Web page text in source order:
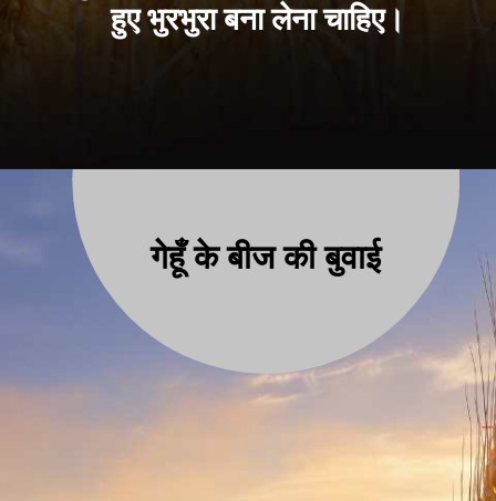
हुए भुरभुरा बना लेना चाहिए।
गेहूँ के बीज की बुवाई